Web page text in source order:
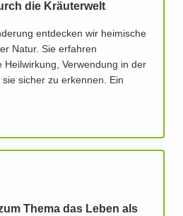
die Kräuterwelt
entdecken wir heimische
Natur. Sie erfahren
Heilwirkung, Verwendung in der
sicher zu erkennen. Ein
Thema das Leben als